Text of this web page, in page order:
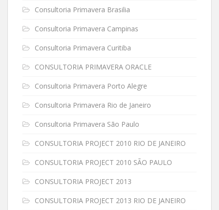
Consultoria Primavera Brasilia
Consultoria Primavera Campinas
Consultoria Primavera Curitiba
CONSULTORIA PRIMAVERA ORACLE
Consultoria Primavera Porto Alegre
Consultoria Primavera Rio de Janeiro
Consultoria Primavera São Paulo
CONSULTORIA PROJECT 2010 RIO DE JANEIRO
CONSULTORIA PROJECT 2010 SÃO PAULO
CONSULTORIA PROJECT 2013
CONSULTORIA PROJECT 2013 RIO DE JANEIRO